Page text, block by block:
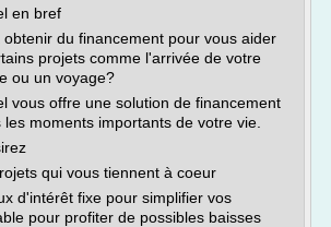
en bref
obtenir du financement pour vous aider
projets comme l'arrivée de votre
ou un voyage?
vous offre une solution de financement
moments importants de votre vie.
qui vous tiennent à coeur
d'intérêt fixe pour simplifier vos
pour profiter de possibles baisses